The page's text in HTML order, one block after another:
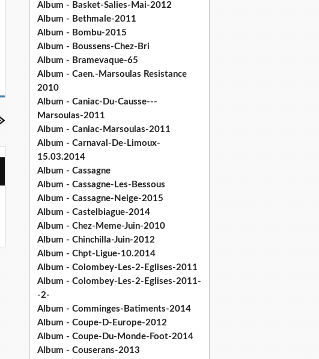
Album - Basket-Salies-Mai-2012
Album - Bethmale-2011
Album - Bombu-2015
Album - Boussens-Chez-Bri
Album - Bramevaque-65
Album - Caen.-Marsoulas Resistance
2010
Album - Caniac-Du-Causse---
Marsoulas-2011
Album - Caniac-Marsoulas-2011
Album - Carnaval-De-Limoux-
15.03.2014
Album - Cassagne
Album - Cassagne-Les-Bessous
Album - Cassagne-Neige-2015
Album - Castelbiague-2014
Album - Chez-Meme-Juin-2010
Album - Chinchilla-Juin-2012
Album - Chpt-Ligue-10.2014
Album - Colombey-Les-2-Eglises-2011
Album - Colombey-Les-2-Eglises-2011-
-2-
Album - Comminges-Batiments-2014
Album - Coupe-D-Europe-2012
Album - Coupe-Du-Monde-Foot-2014
Album - Couserans-2013